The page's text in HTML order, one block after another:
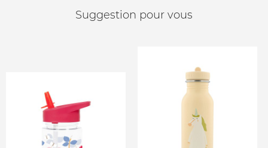
Suggestion pour vous